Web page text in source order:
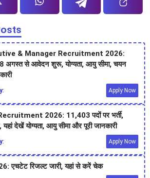
& Manager Recruitment 2026:
08 अगस्त से आवेदन शुरू, योग्यता, आयु सीमा, चयन
Apply Now
2026: 11,403 पदों पर भर्ती,
देखें योग्यता, आयु सीमा और पूरी जानकारी
Apply Now
एचटेट रिजल्ट जारी, यहां से करें चेक